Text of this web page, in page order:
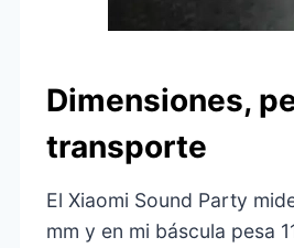
Dimensiones,
transporte
El Xiaomi Sound Party
mm y en mi báscula pesa